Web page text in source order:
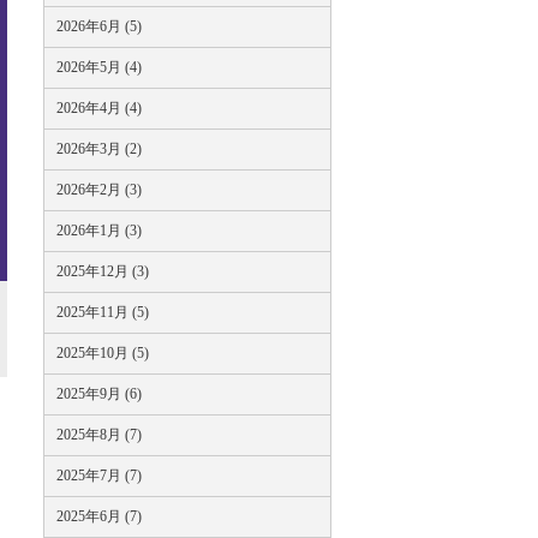
2026年6月 (5)
2026年5月 (4)
2026年4月 (4)
2026年3月 (2)
2026年2月 (3)
2026年1月 (3)
2025年12月 (3)
2025年11月 (5)
2025年10月 (5)
2025年9月 (6)
2025年8月 (7)
2025年7月 (7)
2025年6月 (7)